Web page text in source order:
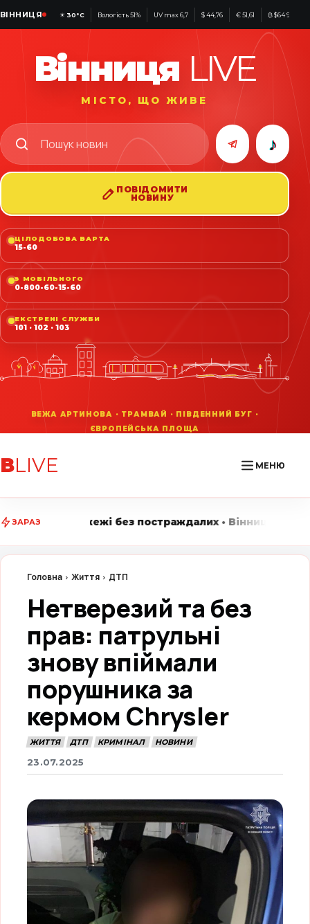
ВІННИЦЯ ☀ 30°C Вологість 51% UV max 6,7 $ 44,76 € 51,61 ₿ $64 942
Вінниця LIVE
МІСТО, ЩО ЖИВЕ
♪
ПОВІДОМИТИ
НОВИНУ
ЦІЛОДОБОВА ВАРТА
15-60
З МОБІЛЬНОГО
0-800-60-15-60
ЕКСТРЕНІ СЛУЖБИ
101 · 102 · 103
ВLIVE МЕНЮ
ЗАРАЗпостраждалих • Вінниця LIVE стежить за
Головна Життя ДТП
Нетверезий та без
прав: патрульні
знову впіймали
порушника за
кермом Chrysler
ЖИТТЯ ДТП КРИМІНАЛ НОВИНИ
23.07.2025